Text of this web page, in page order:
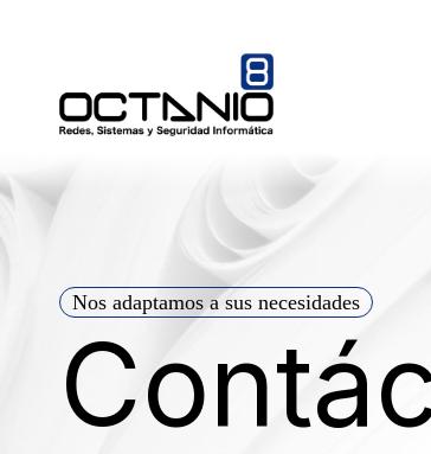
Nos adaptamos a sus necesidades